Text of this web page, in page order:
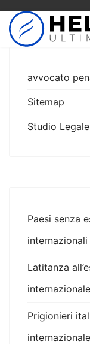
avvocato
Sitemap
Studio
Paesi senza
internazionali
Latitanza
internazionale
Prigionieri
internazionale